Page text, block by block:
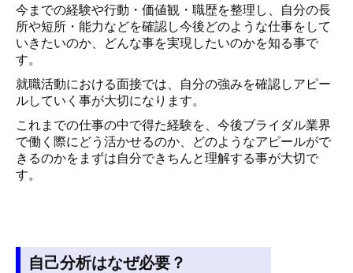
今までの経験や行動・価値観・職歴を整理し、自分の長
所や短所・能力などを確認し今後どのような仕事をして
いきたいのか、どんな事を実現したいのかを知る事で
す。
就職活動における面接では、自分の強みを確認しアピー
ルしていく事が大切になります。
これまでの仕事の中で得た経験を、今後ブライダル業界
で働く際にどう活かせるのか、どのようなアピールがで
きるのかをまずは自分できちんと理解する事が大切で
す。
自己分析はなぜ必要？